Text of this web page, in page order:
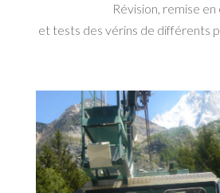
Révision, remise en
et tests des vérins de différents